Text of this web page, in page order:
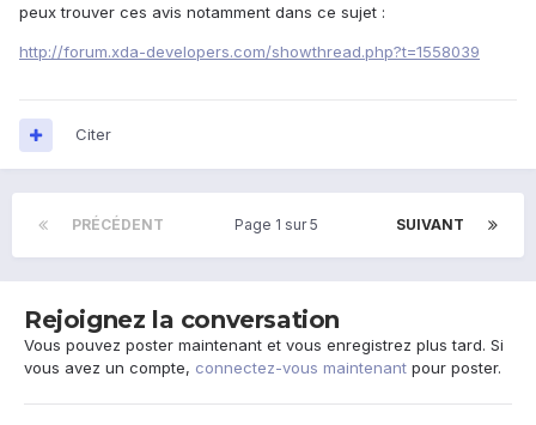
peux trouver ces avis notamment dans ce sujet :
http://forum.xda-developers.com/showthread.php?t=1558039
Citer
PRÉCÉDENT SUIVANT
Page 1 sur 5
Rejoignez la conversation
Vous pouvez poster maintenant et vous enregistrez plus tard. Si
vous avez un compte, connectez-vous maintenant pour poster.